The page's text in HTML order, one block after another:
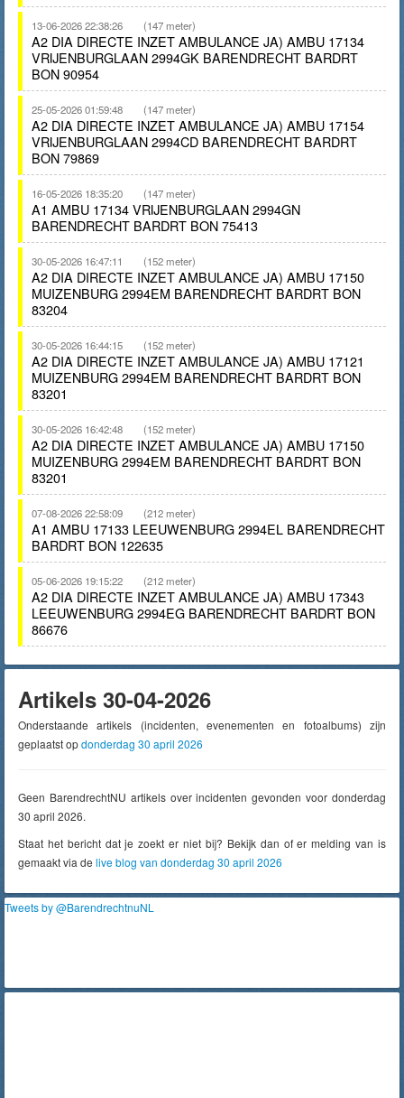
13-06-2026 22:38:26 (147 meter)
A2 DIA DIRECTE INZET AMBULANCE JA) AMBU 17134
VRIJENBURGLAAN 2994GK BARENDRECHT BARDRT
BON 90954
25-05-2026 01:59:48 (147 meter)
A2 DIA DIRECTE INZET AMBULANCE JA) AMBU 17154
VRIJENBURGLAAN 2994CD BARENDRECHT BARDRT
BON 79869
16-05-2026 18:35:20 (147 meter)
A1 AMBU 17134 VRIJENBURGLAAN 2994GN
BARENDRECHT BARDRT BON 75413
30-05-2026 16:47:11 (152 meter)
A2 DIA DIRECTE INZET AMBULANCE JA) AMBU 17150
MUIZENBURG 2994EM BARENDRECHT BARDRT BON
83204
30-05-2026 16:44:15 (152 meter)
A2 DIA DIRECTE INZET AMBULANCE JA) AMBU 17121
MUIZENBURG 2994EM BARENDRECHT BARDRT BON
83201
30-05-2026 16:42:48 (152 meter)
A2 DIA DIRECTE INZET AMBULANCE JA) AMBU 17150
MUIZENBURG 2994EM BARENDRECHT BARDRT BON
83201
07-08-2026 22:58:09 (212 meter)
A1 AMBU 17133 LEEUWENBURG 2994EL BARENDRECHT
BARDRT BON 122635
05-06-2026 19:15:22 (212 meter)
A2 DIA DIRECTE INZET AMBULANCE JA) AMBU 17343
LEEUWENBURG 2994EG BARENDRECHT BARDRT BON
86676
Artikels 30-04-2026
Onderstaande artikels (incidenten, evenementen en fotoalbums) zijn
geplaatst opdonderdag 30 april 2026
Geen BarendrechtNU artikels over incidenten gevonden voor donderdag
30 april 2026.
Staat het bericht dat je zoekt er niet bij? Bekijk dan of er melding van is
gemaakt via de live blog van donderdag 30 april 2026
Tweets by @BarendrechtnuNL